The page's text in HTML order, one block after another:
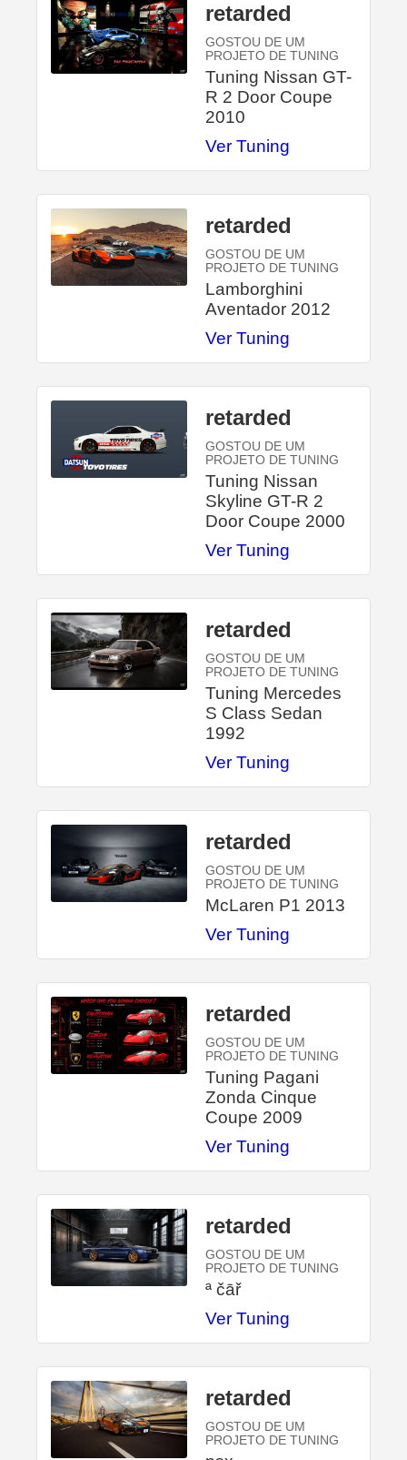
retarded
GOSTOU DE UM
PROJETO DE TUNING
Tuning Nissan GT-
R 2 Door Coupe
2010
Ver Tuning
retarded
GOSTOU DE UM
PROJETO DE TUNING
Lamborghini
Aventador 2012
Ver Tuning
retarded
GOSTOU DE UM
PROJETO DE TUNING
Tuning Nissan
Skyline GT-R 2
Door Coupe 2000
Ver Tuning
retarded
GOSTOU DE UM
PROJETO DE TUNING
Tuning Mercedes
S Class Sedan
1992
Ver Tuning
retarded
GOSTOU DE UM
PROJETO DE TUNING
McLaren P1 2013
Ver Tuning
retarded
GOSTOU DE UM
PROJETO DE TUNING
Tuning Pagani
Zonda Cinque
Coupe 2009
Ver Tuning
retarded
GOSTOU DE UM
PROJETO DE TUNING
ª čāř
Ver Tuning
retarded
GOSTOU DE UM
PROJETO DE TUNING